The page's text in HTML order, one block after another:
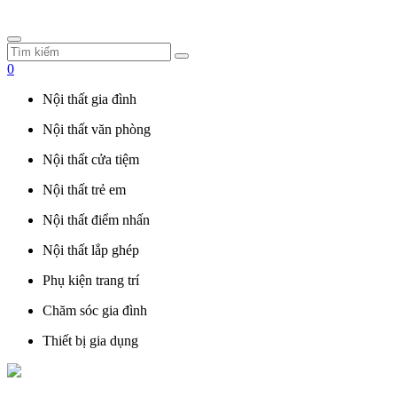
0
Nội thất gia đình
Nội thất văn phòng
Nội thất cửa tiệm
Nội thất trẻ em
Nội thất điểm nhấn
Nội thất lắp ghép
Phụ kiện trang trí
Chăm sóc gia đình
Thiết bị gia dụng